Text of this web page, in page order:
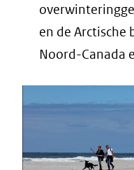
en de Arctische
Noord-Canada